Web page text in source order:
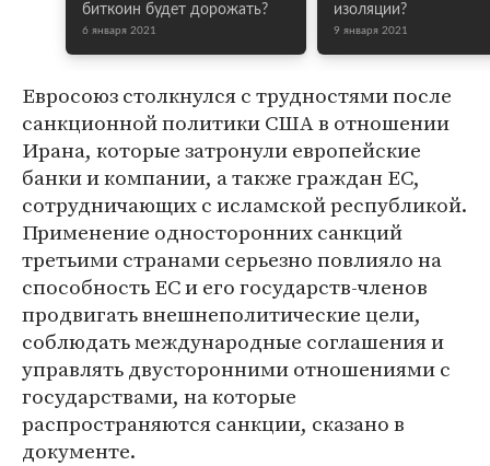
биткоин будет дорожать?
6 января 2021
изоляции?
9 января 2021
Евросоюз столкнулся с трудностями после
санкционной политики США в отношении
Ирана, которые затронули европейские
банки и компании, а также граждан ЕС,
сотрудничающих с исламской республикой.
Применение односторонних санкций
третьими странами серьезно повлияло на
способность ЕС и его государств-членов
продвигать внешнеполитические цели,
соблюдать международные соглашения и
управлять двусторонними отношениями с
государствами, на которые
распространяются санкции, сказано в
документе.